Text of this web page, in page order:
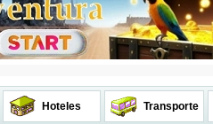
Hoteles Transporte